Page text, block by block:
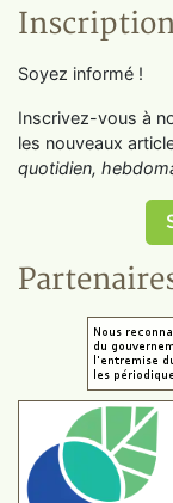
Soyez informé !
Inscrivez-vous à
les nouveaux
quotidien,